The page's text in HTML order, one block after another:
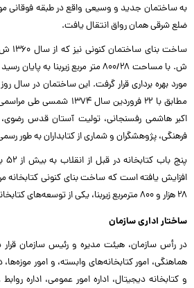
به ساختمان جدید و وسیعی واقع در طبقه فوقانی
ضلع شرقی همان رواق انتقال یافت.
مورد بهره برداری قرار گرفت. این ساختمان در سال
مطابق با ۲۲ فروردین سال
اکبر هاشمی رفسنجانی، تولیت آستان قدس
فرهنگی، پژوهشگران و شماری از کتابداران به طور
۲۸ هزار و ۸۰۰ مترمربع زیربنا، یکی از توسعه‌های کتابخانه‌ای می‌باشد.[۱]
ساختار اداری سازمان
در رأس سازمان، هیئت مدیره و رئیس سازمان قرار
هماهنگی، امور کتابخانه‌های وابسته، و امور
و کتابخانه دیجیتال، اداره امور عمومی، اداره